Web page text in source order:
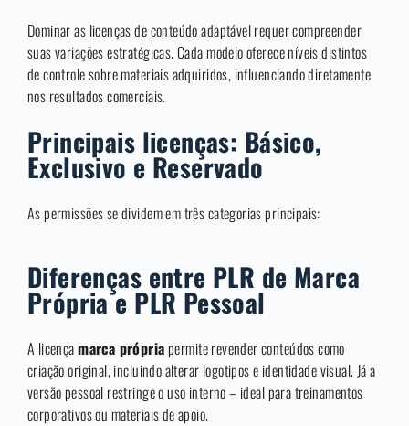
Dominar as licenças de conteúdo adaptável requer compreender
suas variações estratégicas. Cada modelo oferece níveis distintos
de controle sobre materiais adquiridos, influenciando diretamente
nos resultados comerciais.
Principais licenças: Básico,
Exclusivo e Reservado
As permissões se dividem em três categorias principais:
Diferenças entre PLR de Marca
Própria e PLR Pessoal
A licençamarca própriapermite revender conteúdos como
criação original, incluindo alterar logotipos e identidade visual. Já a
versão pessoal restringe o uso interno – ideal para treinamentos
corporativos ou materiais de apoio.